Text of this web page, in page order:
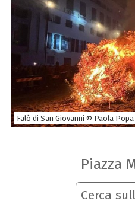
Falò di San Giovanni © Paola Popa
Piazza
Cerca